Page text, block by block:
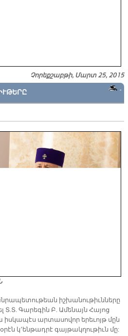
Չորեքշաբթի, Մարտ 25, 2015
իշխանութիւնները
Տ.Տ. Գարեգին Բ. Ամենայն Հայոց
իսկապէս արտասովոր երեւոյթ մըն
կ՚ենթադրէ գայթակղութիւն մը: